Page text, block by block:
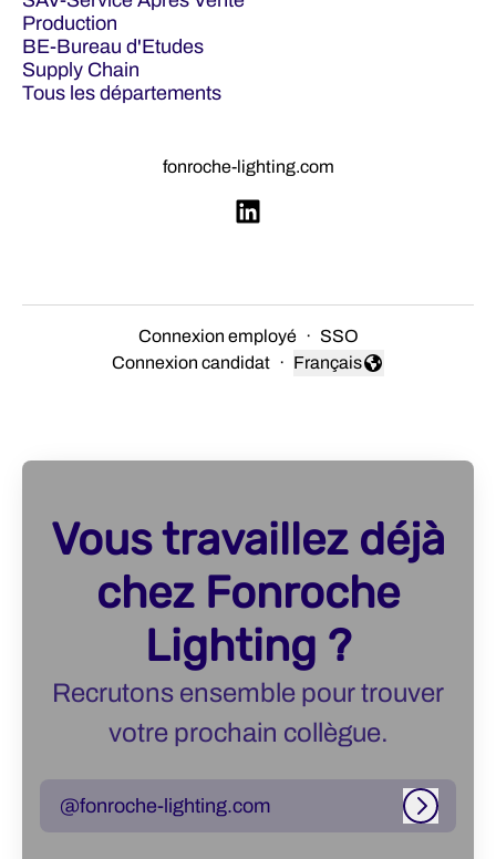
Production
BE-Bureau d'Etudes
Supply Chain
Tous les départements
fonroche-lighting.com
Connexion employé · SSO
Connexion candidat ·
Changer la langue
Français
Vous travaillez déjà
chez Fonroche
Lighting ?
Recrutons ensemble pour trouver
votre prochain collègue.
@fonroche-lighting.com